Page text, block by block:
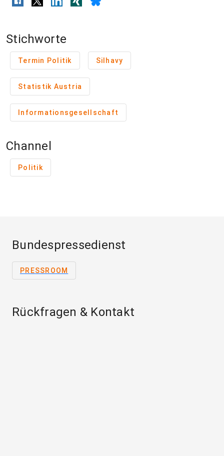
Stichworte
Termin Politik Silhavy
Statistik Austria
Informationsgesellschaft
Channel
Politik
Bundespressedienst
PRESSROOM
Rückfragen & Kontakt